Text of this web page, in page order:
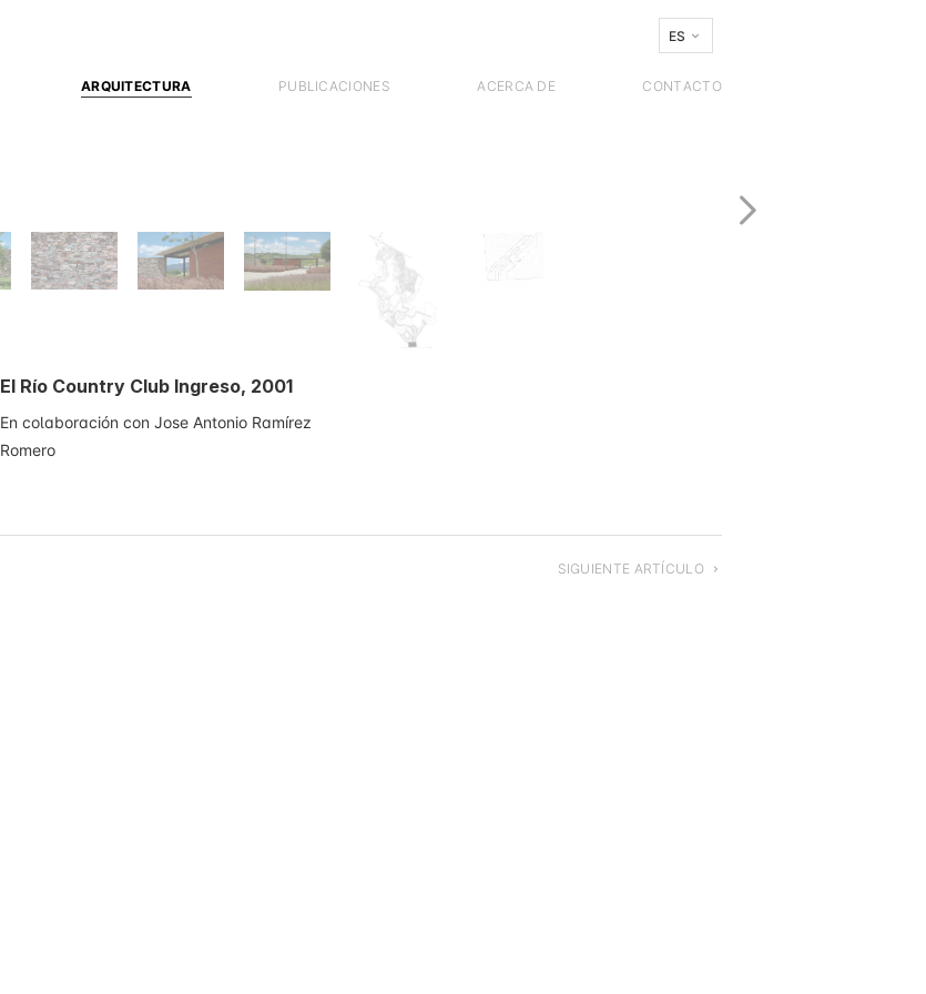
ES
ARQUITECTURA PUBLICACIONES ACERCA DE CONTACTO
El Río Country Club Ingreso, 2001
En colaboración con Jose Antonio Ramírez
Romero
SIGUIENTE ARTÍCULO